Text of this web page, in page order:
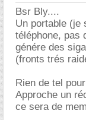
Bsr Bly....
Un portable (je
téléphone, pas
génére des
(fronts trés
Rien de tel
Approche un
ce sera de